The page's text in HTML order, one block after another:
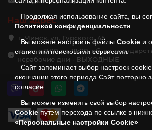
Продолжая использование сайта, вы
Политикой конфиденциальности
Вы можете настроить файлы Cookie и
статистики поисковыми сервисами.
Сайт запоминает выбор настроек
окончании этого периода Сайт повторно
согласие.
Вы можете изменить свой выбор
Cookieпутем перехода по ссылке в
«Персональные настройки Cookie»
Наш адрес
г. Минск, ул. Гурского, 45
пн-пт с 9:00 до 18:00, сб, вс,
нерабочие дни - ВЫХОДНЫЕ